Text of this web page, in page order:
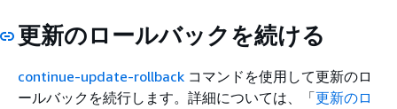
更新のロールバックを続ける
continue-update-rollback コマンドを使用して更新のロ
ールバックを続行します。詳細については、「更新のロ